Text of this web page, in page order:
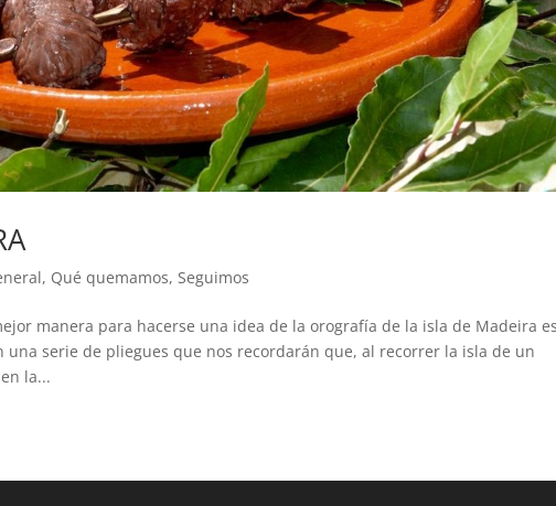
, Qué quemamos,Seguimos
manera para hacerse una idea de la orografía de la isla de Madeira
serie de pliegues que nos recordarán que, al recorrer la isla de un
la...